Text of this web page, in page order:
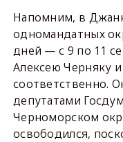
Напомним, в
одномандатных
дней — с 9 по 11
Алексею Черняку
соответственно.
депутатами
Черноморском
освободился,